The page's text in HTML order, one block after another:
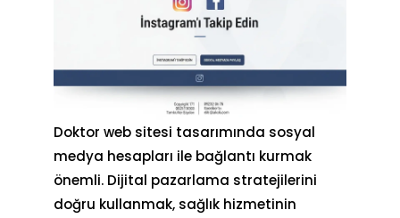
Doktor web sitesi tasarımında sosyal
medya hesapları ile bağlantı kurmak
önemli. Dijital pazarlama stratejilerini
doğru kullanmak, sağlık hizmetinin